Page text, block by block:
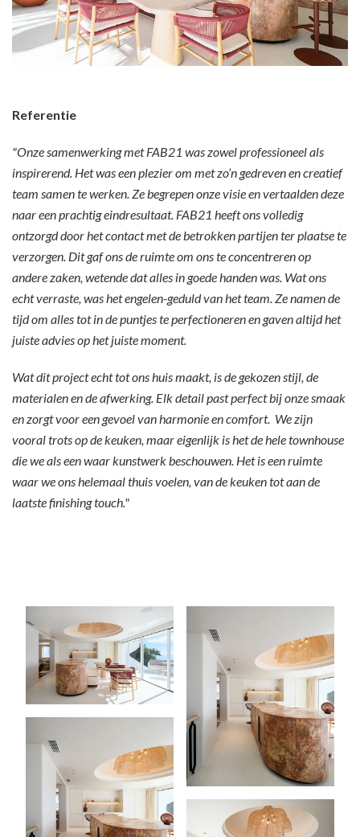
Referentie
"Onze samenwerking met FAB21 was zowel professioneel als
inspirerend. Het was een plezier om met zo’n gedreven en creatief
team samen te werken. Ze begrepen onze visie en vertaalden deze
naar een prachtig eindresultaat. FAB21 heeft ons volledig
ontzorgd door het contact met de betrokken partijen ter plaatse te
verzorgen. Dit gaf ons de ruimte om ons te concentreren op
andere zaken, wetende dat alles in goede handen was. Wat ons
echt verraste, was het engelen-geduld van het team. Ze namen de
tijd om alles tot in de puntjes te perfectioneren en gaven altijd het
juiste advies op het juiste moment.
Wat dit project echt tot ons huis maakt, is de gekozen stijl, de
materialen en de afwerking. Elk detail past perfect bij onze smaak
en zorgt voor een gevoel van harmonie en comfort. We zijn
vooral trots op de keuken, maar eigenlijk is het de hele townhouse
die we als een waar kunstwerk beschouwen. Het is een ruimte
waar we ons helemaal thuis voelen, van de keuken tot aan de
laatste finishing touch."